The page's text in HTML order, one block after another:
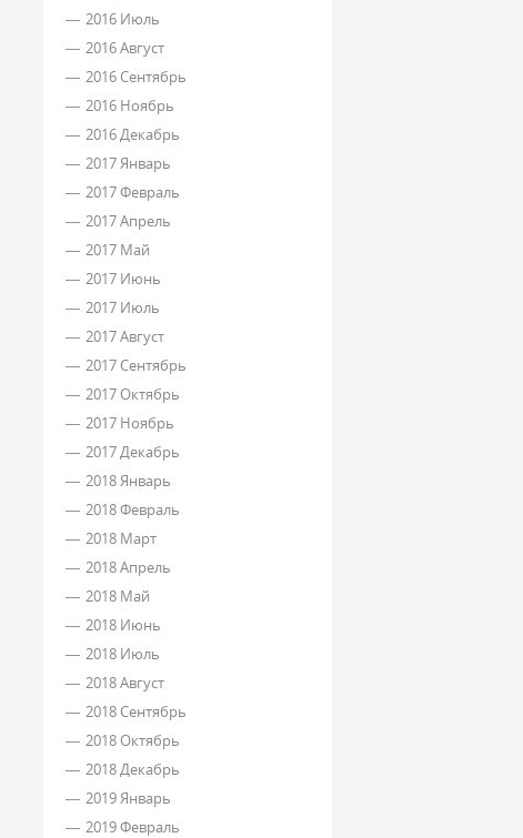
2016 Июль
2016 Август
2016 Сентябрь
2016 Ноябрь
2016 Декабрь
2017 Январь
2017 Февраль
2017 Апрель
2017 Май
2017 Июнь
2017 Июль
2017 Август
2017 Сентябрь
2017 Октябрь
2017 Ноябрь
2017 Декабрь
2018 Январь
2018 Февраль
2018 Март
2018 Апрель
2018 Май
2018 Июнь
2018 Июль
2018 Август
2018 Сентябрь
2018 Октябрь
2018 Декабрь
2019 Январь
2019 Февраль